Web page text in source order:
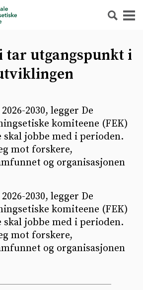
Søk Meny
tar utgangspunkt i
2030, legger De
komiteene (FEK)
jobbe med i perioden.
mot forskere,
og organisasjonen
2030, legger De
komiteene (FEK)
jobbe med i perioden.
mot forskere,
og organisasjonen